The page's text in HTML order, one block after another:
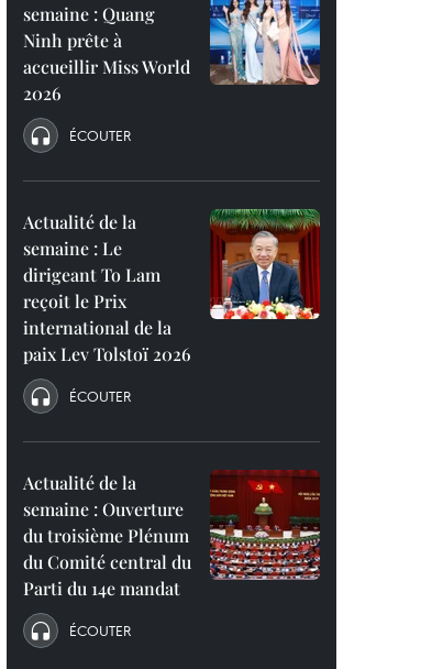
semaine : Quang
Ninh prête à
accueillir Miss World
2026
ÉCOUTER
Actualité de la
semaine : Le
dirigeant To Lam
reçoit le Prix
international de la
paix Lev Tolstoï 2026
ÉCOUTER
Actualité de la
semaine : Ouverture
du troisième Plénum
du Comité central du
Parti du 14e mandat
ÉCOUTER